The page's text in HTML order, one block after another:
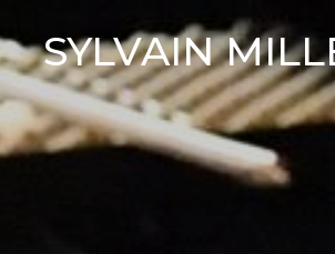
SYLVAIN